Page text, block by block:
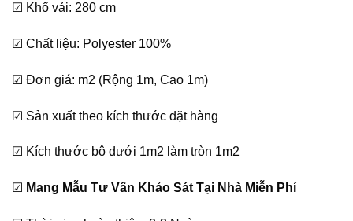
là:
785,000₫.
là:
580,000₫.
☑ Khổ vải: 280 cm
☑ Chất liệu: Polyester 100%
☑ Đơn giá: m2 (Rộng 1m, Cao 1m)
☑ Sản xuất theo kích thước đặt hàng
☑ Kích thước bộ dưới 1m2 làm tròn 1m2
☑ Mang Mẫu Tư Vấn Khảo Sát Tại Nhà Miễn Phí